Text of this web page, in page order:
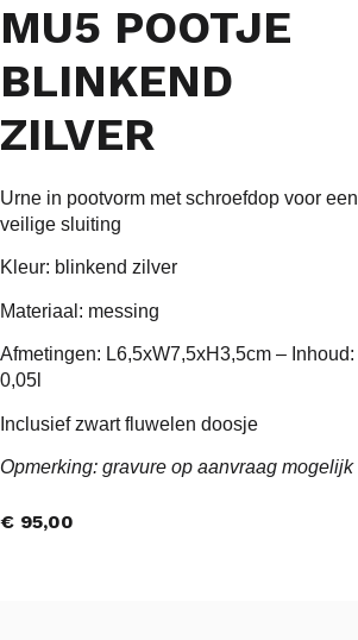
MU5 POOTJE
BLINKEND
ZILVER
Urne in pootvorm met schroefdop voor een
veilige sluiting
Kleur: blinkend zilver
Materiaal: messing
Afmetingen: L6,5xW7,5xH3,5cm – Inhoud:
0,05l
Inclusief zwart fluwelen doosje
Opmerking: gravure op aanvraag mogelijk
€ 95,00